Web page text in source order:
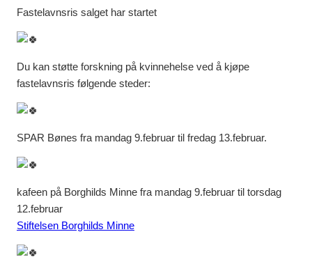
Fastelavnsris salget har startet
Du kan støtte forskning på kvinnehelse ved å kjøpe
fastelavnsris følgende steder:
SPAR Bønes fra mandag 9.februar til fredag 13.februar.
kafeen på Borghilds Minne fra mandag 9.februar til torsdag
12.februar
Stiftelsen Borghilds Minne